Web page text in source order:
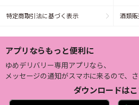
特定商取引法に基づく表示 酒類
アプリならもっと便利に
ゆめデリバリー専用アプリなら、
メッセージの通知がスマホに来るので、さ
ダウンロードはこ